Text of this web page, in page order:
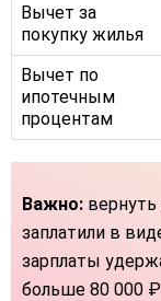
Вычет за
покупку жилья
Вычет по
ипотечным
процентам
Важно:
заплатили в
зарплаты
больше 80 000